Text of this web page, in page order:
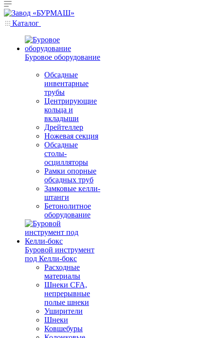
Каталог
Буровое оборудование
Обсадные
инвентарные
трубы
Центрирующие
кольца и
вкладыши
Дрейтеллер
Ножевая секция
Обсадные
столы-
осцилляторы
Рамки опорные
обсадных труб
Замковые келли-
штанги
Бетонолитное
оборудование
Буровой инструмент
под Келли-бокс
Расходные
материалы
Шнеки CFA,
непрерывные
полые шнеки
Уширители
Шнеки
Ковшебуры